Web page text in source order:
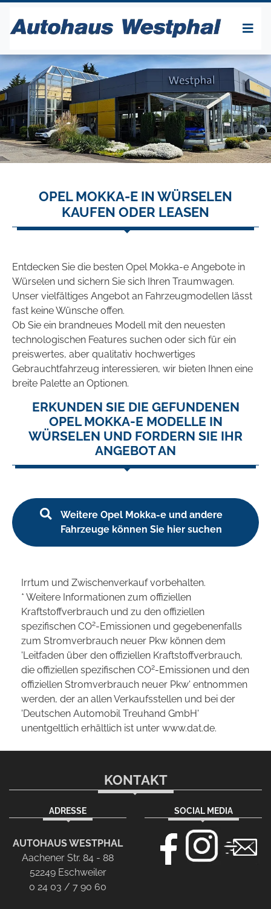
OPEL MOKKA-E IN WÜRSELEN
KAUFEN ODER LEASEN
Entdecken Sie die besten Opel Mokka-e Angebote in
Würselen und sichern Sie sich Ihren Traumwagen.
Unser vielfältiges Angebot an Fahrzeugmodellen lässt
fast keine Wünsche offen.
Ob Sie ein brandneues Modell mit den neuesten
technologischen Features suchen oder sich für ein
preiswertes, aber qualitativ hochwertiges
Gebrauchtfahrzeug interessieren, wir bieten Ihnen eine
breite Palette an Optionen.
ERKUNDEN SIE DIE GEFUNDENEN
OPEL MOKKA-E MODELLE IN
WÜRSELEN UND FORDERN SIE IHR
ANGEBOT AN
Weitere Opel Mokka-e und andere
Fahrzeuge können Sie hier suchen
Irrtum und Zwischenverkauf vorbehalten.
* Weitere Informationen zum offiziellen
Kraftstoffverbrauch und zu den offiziellen
spezifischen CO2-Emissionen und gegebenenfalls
zum Stromverbrauch neuer Pkw können dem
'Leitfaden über den offiziellen Kraftstoffverbrauch,
die offiziellen spezifischen CO2-Emissionen und den
offiziellen Stromverbrauch neuer Pkw' entnommen
werden, der an allen Verkaufsstellen und bei der
'Deutschen Automobil Treuhand GmbH'
unentgeltlich erhältlich ist unter www.dat.de.
KONTAKT
ADRESSE
AUTOHAUS WESTPHAL
Aachener Str. 84 - 88
52249 Eschweiler
0 24 03 / 7 90 60
SOCIAL MEDIA